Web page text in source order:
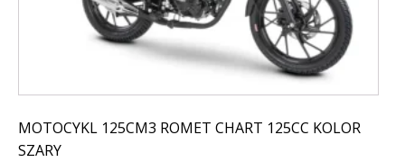
MOTOCYKL 125CM3 ROMET CHART 125CC KOLOR
SZARY